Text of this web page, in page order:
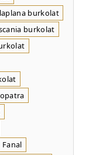
burkolat
burkolat
Fanal